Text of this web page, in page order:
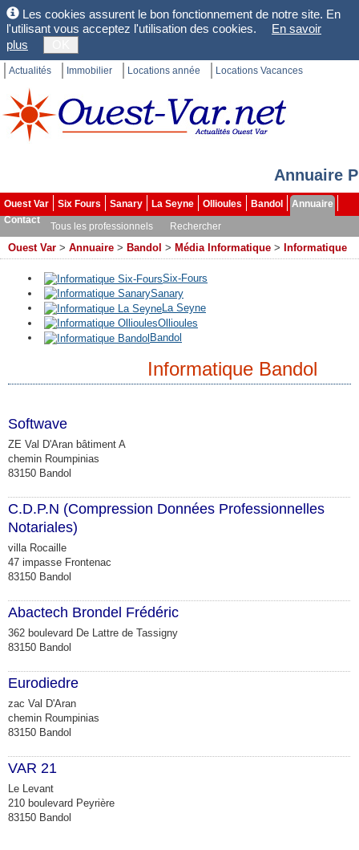
Les cookies assurent le bon fonctionnement de notre site. En
l'utilisant vous acceptez l'utilisation des cookies.
En savoir
plus
Actualités Immobilier Locations année Locations Vacances
Annuaire
Ouest Var Six Fours Sanary La Seyne Ollioules Bandol
Annuaire
Contact
Tous les professionnels Rechercher
Ouest Var > Annuaire > Bandol > Média Informatique > Informatique
Six-Fours
Sanary
La Seyne
Ollioules
Bandol
Informatique Bandol
Softwave
ZE Val D'Aran bâtiment A
chemin Roumpinias
83150 Bandol
C.D.P.N (Compression Données Professionnelles
Notariales)
villa Rocaille
47 impasse Frontenac
83150 Bandol
Abactech Brondel Frédéric
362 boulevard De Lattre de Tassigny
83150 Bandol
Eurodiedre
zac Val D'Aran
chemin Roumpinias
83150 Bandol
VAR 21
Le Levant
210 boulevard Peyrière
83150 Bandol